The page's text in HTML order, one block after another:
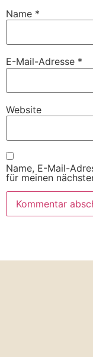
Name *
E-Mail-Adresse *
Website
Name, E-Mail-
für meinen